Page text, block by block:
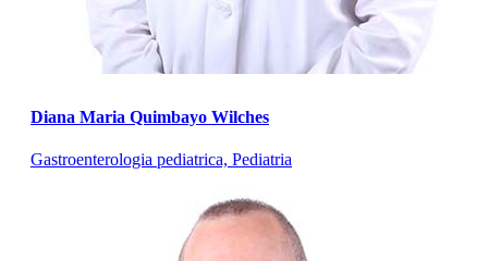
Diana Maria Quimbayo Wilches
Gastroenterologia pediatrica, Pediatria